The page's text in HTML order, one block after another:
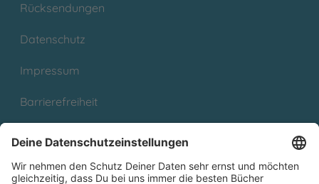
Rücksendungen
Datenschutz
Impressum
Barrierefreiheit
Partnerprogramm (Affiliate)